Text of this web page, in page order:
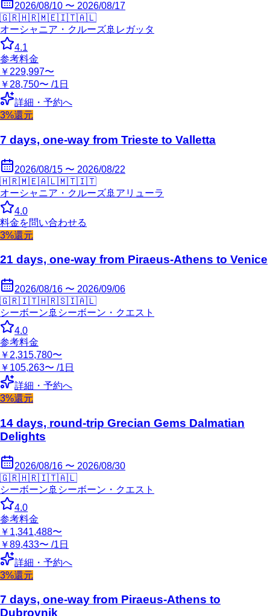
2026/08/10 〜 2026/08/17
🇬🇷🇭🇷🇲🇪🇮🇹🇦🇱
オーシャニア・クルーズ🚢 レガッタ
4.1
参考料金
￥229,997〜
￥28,750〜 /1日
詳細・予約へ
3%還元
7 days, one-way from Trieste to Valletta
2026/08/15 〜 2026/08/22
🇭🇷🇲🇪🇦🇱🇲🇹🇮🇹
オーシャニア・クルーズ🚢 アリューラ
4.0
料金を問い合わせる
3%還元
21 days, one-way from Piraeus-Athens to Venice
2026/08/16 〜 2026/09/06
🇬🇷🇮🇹🇭🇷🇸🇮🇦🇱
シーボーン 🚢 シーボーン・クエスト
4.0
参考料金
￥2,315,780〜
￥105,263〜 /1日
詳細・予約へ
3%還元
14 days, round-trip Grecian Gems Dalmatian
Delights
2026/08/16 〜 2026/08/30
🇬🇷🇭🇷🇮🇹🇦🇱
シーボーン 🚢 シーボーン・クエスト
4.0
参考料金
￥1,341,488〜
￥89,433〜 /1日
詳細・予約へ
3%還元
7 days, one-way from Piraeus-Athens to
Dubrovnik